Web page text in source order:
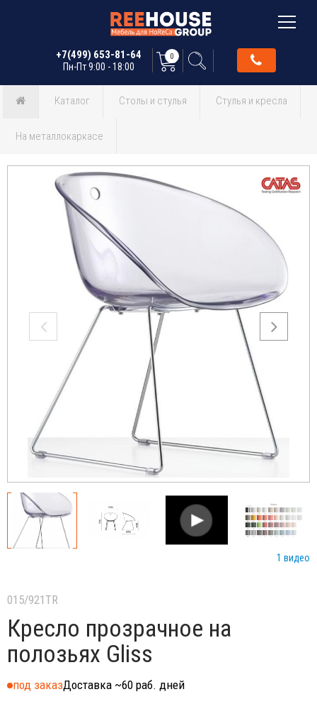
+7(499) 653-81-64
Пн-Пт 9:00 - 18:00
0
Каталог Столы и стулья Стулья и кресла
На металлокаркасе
1 видео
015/921TR
Кресло прозрачное на
полозьях Gliss
под заказДоставка ~60 раб. дней